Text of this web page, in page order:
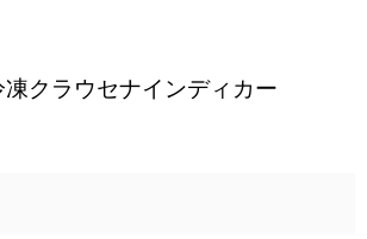
クラウセナインディカー